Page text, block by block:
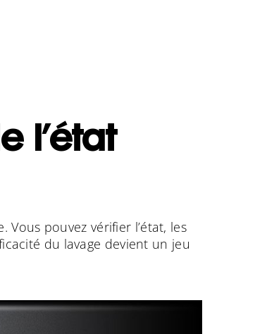
l’état
pouvez vérifier l’état, les
du lavage devient un jeu